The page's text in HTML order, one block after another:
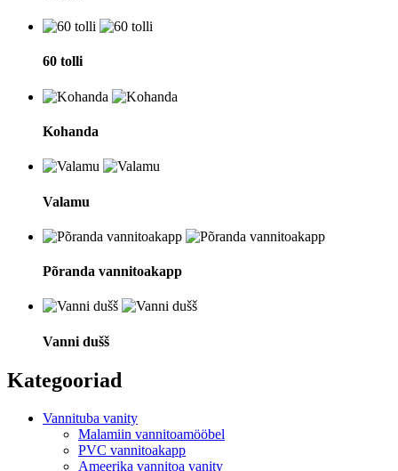
60 tolli
Kohanda
Valamu
Põranda vannitoakapp
Vanni dušš
Kategooriad
Vannituba vanity
Malamiin vannitoamööbel
PVC vannitoakapp
Ameerika vannitoa vanity